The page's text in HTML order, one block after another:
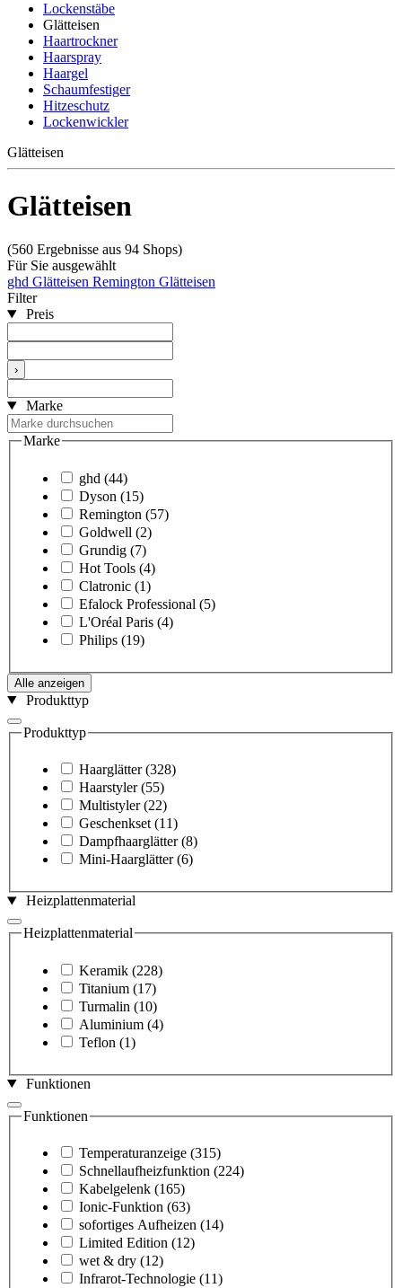
Lockenstäbe
Glätteisen
Haartrockner
Haarspray
Haargel
Schaumfestiger
Hitzeschutz
Lockenwickler
Glätteisen
Glätteisen
(560 Ergebnisse aus 94 Shops)
Für Sie ausgewählt
ghd Glätteisen Remington Glätteisen
Filter
Preis
›
Marke
Marke
ghd (44)
Dyson (15)
Remington (57)
Goldwell (2)
Grundig (7)
Hot Tools (4)
Clatronic (1)
Efalock Professional (5)
L'Oréal Paris (4)
Philips (19)
Alle anzeigen
Produkttyp
Produkttyp
Haarglätter (328)
Haarstyler (55)
Multistyler (22)
Geschenkset (11)
Dampfhaarglätter (8)
Mini-Haarglätter (6)
Heizplattenmaterial
Heizplattenmaterial
Keramik (228)
Titanium (17)
Turmalin (10)
Aluminium (4)
Teflon (1)
Funktionen
Funktionen
Temperaturanzeige (315)
Schnellaufheizfunktion (224)
Kabelgelenk (165)
Ionic-Funktion (63)
sofortiges Aufheizen (14)
Limited Edition (12)
wet & dry (12)
Infrarot-Technologie (11)